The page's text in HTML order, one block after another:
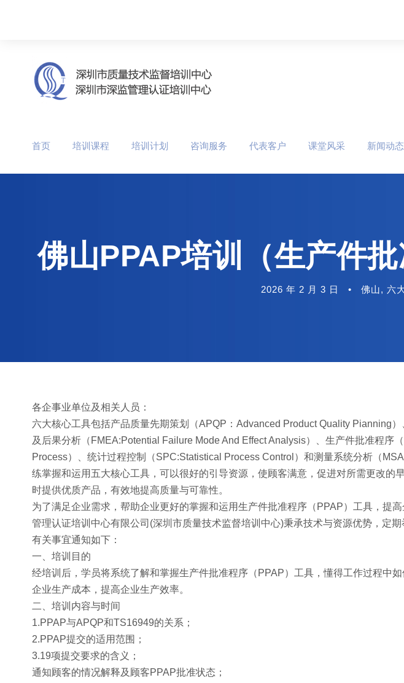
首页 培训课程 培训计划 咨询服务 代表客户 课堂风采 新闻动态
佛山PPAP培训（生产件
2026 年 2 月 3 日 • 佛山, 六
各企事业单位及相关人员：
六大核心工具包括产品质量先期策划（APQP：Advanced Product Quality Pianning
及后果分析（FMEA:Potential Failure Mode And Effect Analysis）、生产件批准程序
Process）、统计过程控制（SPC:Statistical Process Control）和测量系统分析（
练掌握和运用五大核心工具，可以很好的引导资源，使顾客满意，促进对所需更改的
时提供优质产品，有效地提高质量与可靠性。
为了满足企业需求，帮助企业更好的掌握和运用生产件批准程序（PPAP）工具，提
管理认证培训中心有限公司(深圳市质量技术监督培训中心)秉承技术与资源优势，定
有关事宜通知如下：
一、培训目的
经培训后，学员将系统了解和掌握生产件批准程序（PPAP）工具，懂得工作过程中
企业生产成本，提高企业生产效率。
二、培训内容与时间
1.PPAP与APQP和TS16949的关系；
2.PPAP提交的适用范围；
3.19项提交要求的含义；
通知顾客的情况解释及顾客PPAP批准状态；